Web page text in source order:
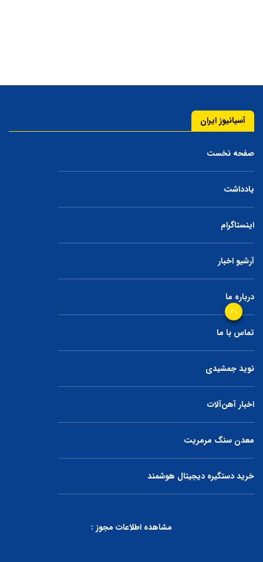
آسیانیوز ایران
صفحه نخست
یادداشت
اینستاگرام
آرشیو اخبار
درباره ما
تماس با ما
نوید جمشیدی
اخبار آهن‌آلات
معدن سنگ مرمریت
خرید دستگیره دیجیتال هوشمند
مشاهده اطلاعات مجوز :